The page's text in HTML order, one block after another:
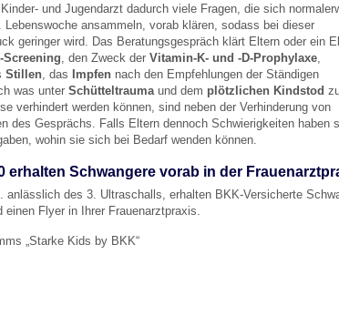
und Jugendarzt dadurch viele Fragen, die sich
Lebenswoche ansammeln, vorab klären, sodass bei dieser
geringer wird. Das Beratungsgespräch klärt Eltern oder ein
Screening, den Zweck der Vitamin-K- und -D-Prophylaxe,
Stillen, das Impfen nach den Empfehlungen der Ständigen
was unter Schütteltraumaund dem plötzlichen Kindstod
verhindert werden können, sind neben der Verhinderung von
des Gesprächs. Falls Eltern dennoch Schwierigkeiten haben
wohin sie sich bei Bedarf wenden können.
erhalten Schwangere vorab in der
anlässlich des 3. Ultraschalls, erhalten BKK-Versicherte
einen Flyer in Ihrer Frauenarztpraxis.
„Starke Kids by BKK“